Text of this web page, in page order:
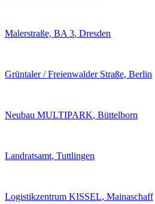
Malerstraße, BA 3, Dresden
Grüntaler / Freienwalder Straße, Berlin
Neubau MULTIPARK, Büttelborn
Landratsamt, Tuttlingen
Logistikzentrum KISSEL, Mainaschaff